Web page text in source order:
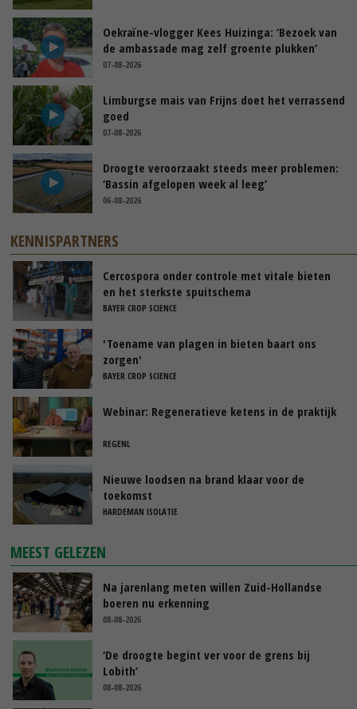
Oekraïne-vlogger Kees Huizinga: ‘Bezoek van
de ambassade mag zelf groente plukken’
07-08-2026
Limburgse mais van Frijns doet het verrassend
goed
07-08-2026
Droogte veroorzaakt steeds meer problemen:
‘Bassin afgelopen week al leeg’
06-08-2026
KENNISPARTNERS
Cercospora onder controle met vitale bieten
en het sterkste spuitschema
BAYER CROP SCIENCE
'Toename van plagen in bieten baart ons
zorgen'
BAYER CROP SCIENCE
Webinar: Regeneratieve ketens in de praktijk
REGENL
Nieuwe loodsen na brand klaar voor de
toekomst
HARDEMAN ISOLATIE
MEEST GELEZEN
Na jarenlang meten willen Zuid-Hollandse
boeren nu erkenning
08-08-2026
‘De droogte begint ver voor de grens bij
Lobith’
08-08-2026